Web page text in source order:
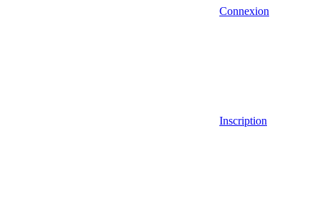
Connexion
Inscription